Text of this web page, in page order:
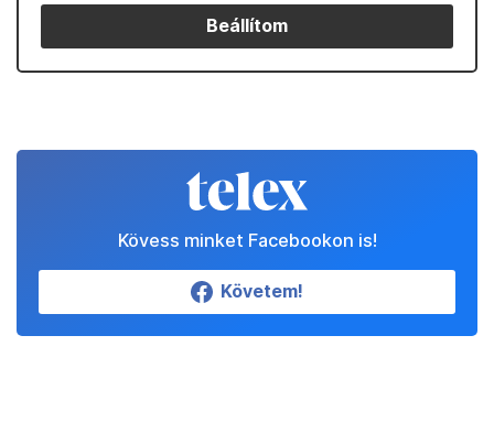
Beállítom
Kövess minket Facebookon is!
Követem!